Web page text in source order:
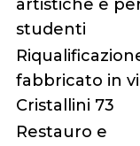
artistiche e
studenti
fabbricato in
Cristallini 73
Restauro e